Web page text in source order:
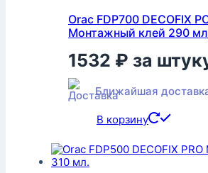
Orac FDP700 DECOFIX
Монтажный клей 290 мл
1532 ₽ за
Ближайшая
В корзину